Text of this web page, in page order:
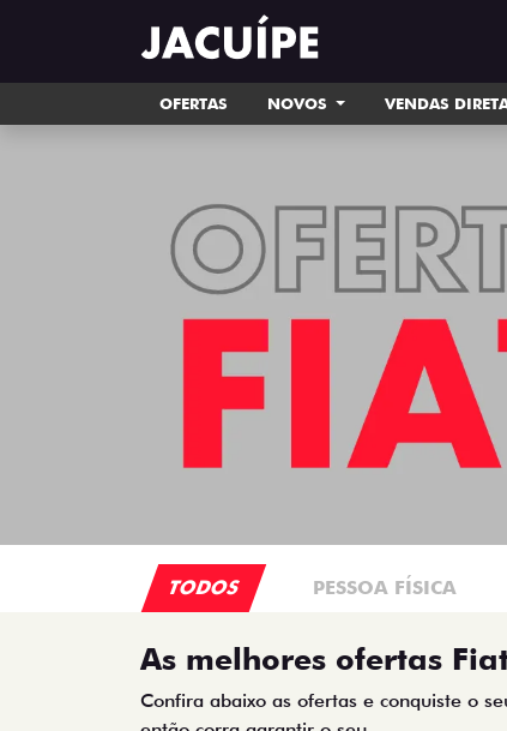
OFERTAS NOVOS VENDAS
TODOS PESSOA FÍSICA
As melhores ofertas
Confira abaixo as ofertas e conquiste o